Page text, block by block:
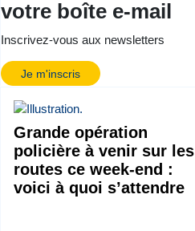
votre boîte e-mail
Inscrivez-vous aux newsletters
Je m'inscris
Grande opération
policière à venir sur les
routes ce week-end :
voici à quoi s’attendre